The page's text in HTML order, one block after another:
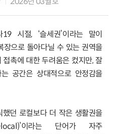
시절, ‘슬세권’이라는 말이
장으로 돌아다닐 수 있는 권역을
촉에 대한 두려움은 컸지만, 잘
공간은 상대적으로 안정감을
던 로컬보다 더 작은 생활권을
local)’이라는 단어가 자주